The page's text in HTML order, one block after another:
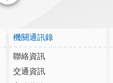
關閉
機關通訊錄
聯絡資訊
交通資訊